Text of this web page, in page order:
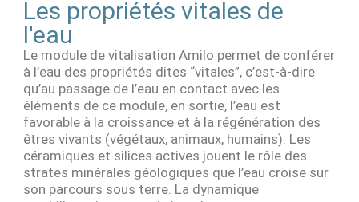
Les propriétés vitales de
l'eau
Le module de vitalisation Amilo permet de conférer
à l’eau des propriétés dites “vitales”, c’est-à-dire
qu’au passage de l’eau en contact avec les
éléments de ce module, en sortie, l’eau est
favorable à la croissance et à la régénération des
êtres vivants (végétaux, animaux, humains). Les
céramiques et silices actives jouent le rôle des
strates minérales géologiques que l’eau croise sur
son parcours sous terre. La dynamique